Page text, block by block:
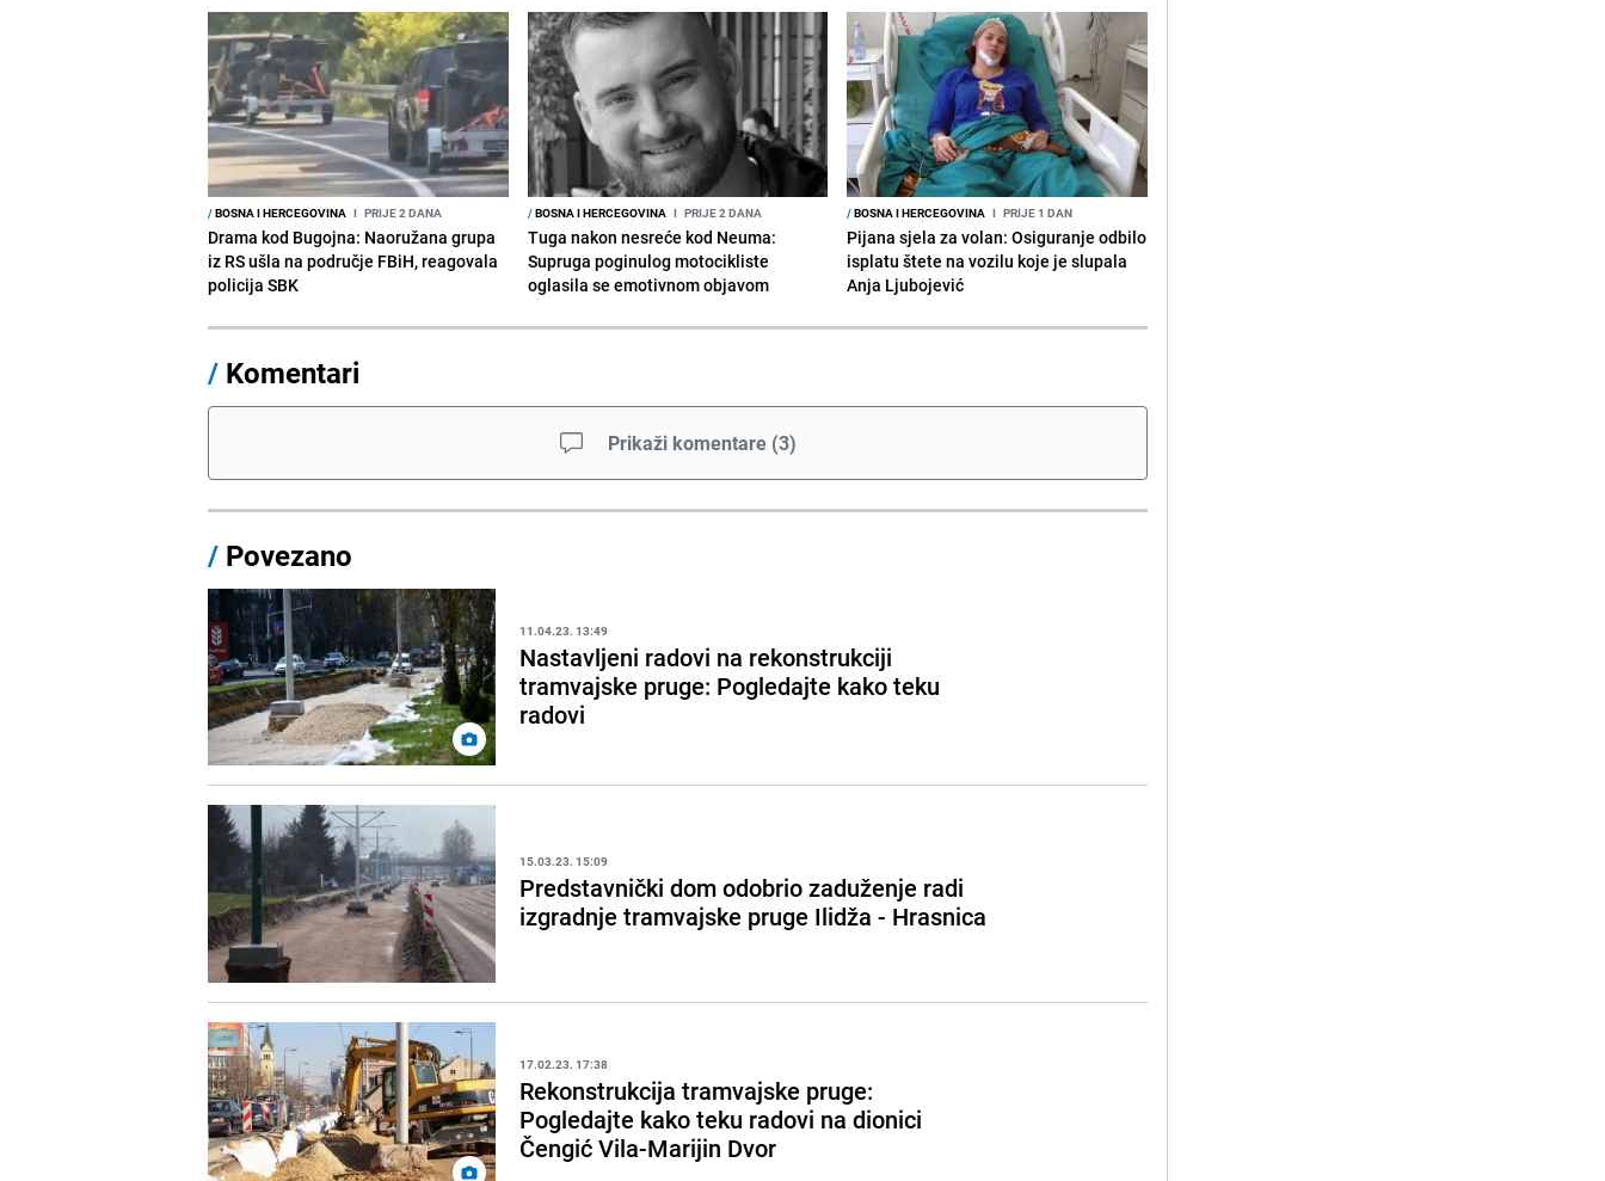
/BOSNA I HERCEGOVINA I PRIJE 2 DANA
Drama kod Bugojna: Naoružana grupa
iz RS ušla na područje FBiH, reagovala
policija SBK
/BOSNA I HERCEGOVINA I PRIJE 2 DANA
Tuga nakon nesreće kod Neuma:
Supruga poginulog motocikliste
oglasila se emotivnom objavom
/BOSNA I HERCEGOVINA I PRIJE 1 DAN
Pijana sjela za volan: Osiguranje odbilo
isplatu štete na vozilu koje je slupala
Anja Ljubojević
/ Komentari
Prikaži komentare (3)
/ Povezano
11.04.23. 13:49
Nastavljeni radovi na rekonstrukciji
tramvajske pruge: Pogledajte kako teku
radovi
15.03.23. 15:09
Predstavnički dom odobrio zaduženje radi
izgradnje tramvajske pruge Ilidža - Hrasnica
17.02.23. 17:38
Rekonstrukcija tramvajske pruge:
Pogledajte kako teku radovi na dionici
Čengić Vila-Marijin Dvor